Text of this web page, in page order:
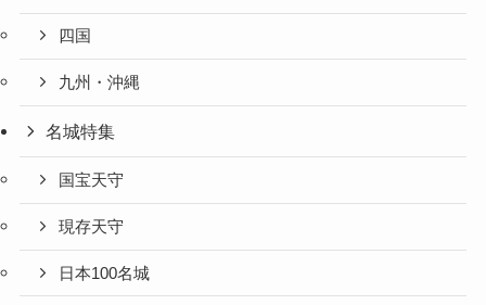
四国
九州・沖縄
名城特集
国宝天守
現存天守
日本100名城